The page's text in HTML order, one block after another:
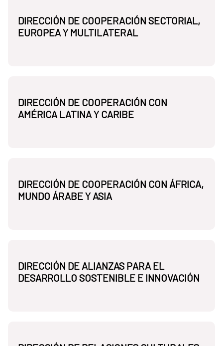
DIRECCIÓN DE COOPERACIÓN SECTORIAL,
EUROPEA Y MULTILATERAL
DIRECCIÓN DE COOPERACIÓN CON
AMÉRICA LATINA Y CARIBE
DIRECCIÓN DE COOPERACIÓN CON ÁFRICA,
MUNDO ÁRABE Y ASIA
DIRECCIÓN DE ALIANZAS PARA EL
DESARROLLO SOSTENIBLE E INNOVACIÓN